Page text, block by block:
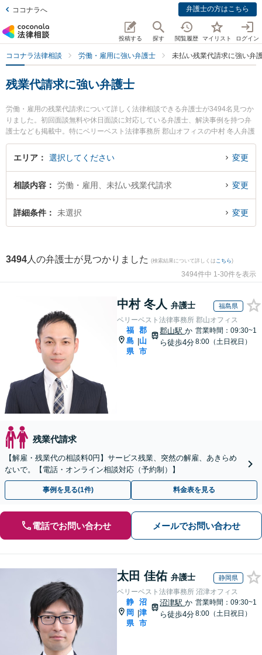
ココナラへ 弁護士の方はこちら
投稿する 探す 閲覧履歴 マイリスト ログイン
ココナラ法律相談 労働・雇用に強い弁護士 未払い残業代請求に強い弁
残業代請求に強い弁護士
労働・雇用の残業代請求について詳しく法律相談できる弁護士が3494名見つか
りました。初回面談無料や休日面談に対応している弁護士、解決事例を持つ弁
護士なども掲載中。特にベリーベスト法律事務所 郡山オフィスの中村 冬人弁護
士やベリーベスト法律事務所 沼津オフィスの太田 佳佑弁護士、杉山法律事務所
の杉山 成榮 弁護士のプロフィール情報や弁護士費用、強みなどが注目されてい
ます。東京や大阪、名古屋といった大都市圏の弁護士から福岡、札幌、仙台と
は是非ご利用ください。『東京都内で土日や夜間に発生した残業代請求のトラ
ブルを今すぐに弁護士に相談したい』『残業代請求のトラブル解決の実績豊富
な大阪の弁護士を検索したい』『初回相談無料で未払い残業代請求の問題を法
エリア 選択してください 変更
相談内容 労働・雇用、未払い残業代請求 変更
詳細条件 未選択 変更
3494 人の弁護士が見つかりました (検索結果について詳しくは こちら)
3494件中 1-30件を表示
中村 冬人 弁護士 福島県
ベリーベスト法律事務所 郡山オフィス
福
島
県
|
郡
山
市
郡山駅か
ら徒歩4分
営業時間：09:30~1
8:00（土日祝日）
残業代請求
【解雇・残業代の相談料0円】サービス残業、突然の解雇、あきらめ
ないで。【電話・オンライン相談対応（予約制）】
事例を見る(1件) 料金表を見る
電話でお問い合わせ メールでお問い合わせ
太田 佳佑 弁護士 静岡県
ベリーベスト法律事務所 沼津オフィス
静
岡
県
|
沼
津
市
沼津駅か
ら徒歩4分
営業時間：09:30~1
8:00（土日祝日）